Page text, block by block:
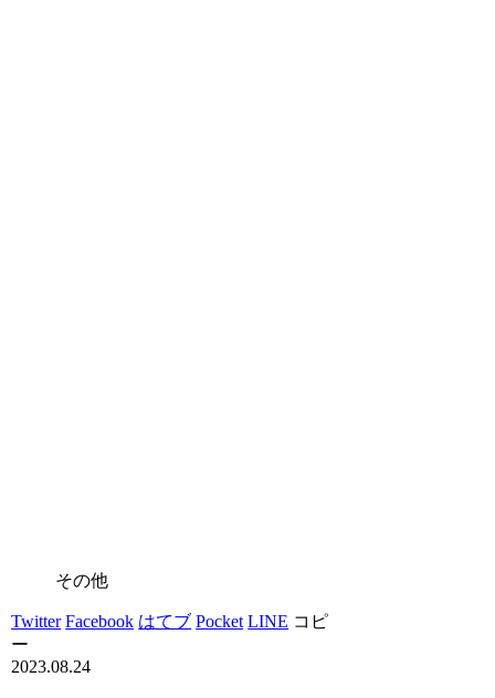
その他
Twitter Facebook はてブ Pocket LINE コピ
ー
2023.08.24